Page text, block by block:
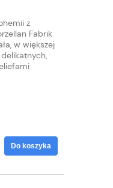
z
Fabrik
w większej
Do koszyka